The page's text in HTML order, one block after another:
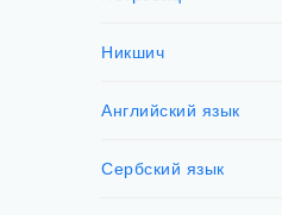
Никшич
Английский язык
Сербский язык